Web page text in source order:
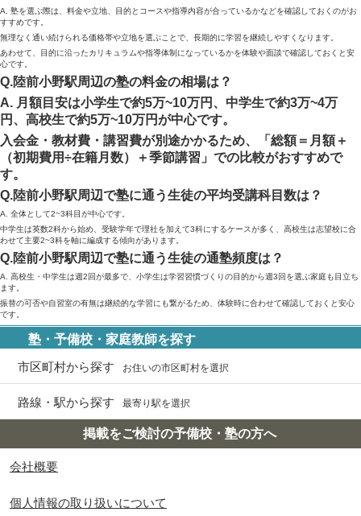
A. 塾を選ぶ際は、料金や立地、目的とコースや指導内容が合っているかなどを確認しておくのがお
すすめです。
無理なく通い続けられる価格帯や立地を選ぶことで、長期的に学習を継続しやすくなります。
あわせて、目的に沿ったカリキュラムや指導体制になっているかを体験や面談で確認しておくと安
心です。
Q.陸前小野駅周辺の塾の料金の相場は？
A. 月額目安は小学生で約5万~10万円、中学生で約3万~4万
円、高校生で約5万~10万円が中心です。
入会金・教材費・講習費が別途かかるため、「総額＝月額＋
（初期費用÷在籍月数）＋季節講習」での比較がおすすめで
す。
Q.陸前小野駅周辺で塾に通う生徒の平均受講科目数は？
A. 全体として2~3科目が中心です。
中学生は英数2科から始め、受験学年で理社を加えて3科にするケースが多く、高校生は志望校に合
わせて主要2~3科を軸に編成する傾向があります。
Q.陸前小野駅周辺で塾に通う生徒の通塾頻度は？
A. 高校生・中学生は週2回が最多で、小学生は学習習慣づくりの目的から週3回を選ぶ家庭も目立ち
ます。
振替の可否や自習室の有無は継続的な学習にも繋がるため、体験時に合わせて確認しておくと安心
です。
塾・予備校・家庭教師を探す
市区町村から探す お住いの市区町村を選択
路線・駅から探す 最寄り駅を選択
掲載をご検討の予備校・塾の方へ
会社概要
個人情報の取り扱いについて